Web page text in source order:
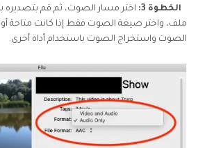
الخطوة 3:
اختر مسار الصوت، ثم قم بتصديره
ملف، واختر صيغة الصوت فقط إذا كانت متاحة أو
الصوت واستخراج الصوت باستخدام أداة أخرى.